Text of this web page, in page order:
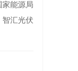
能源局
汇光伏